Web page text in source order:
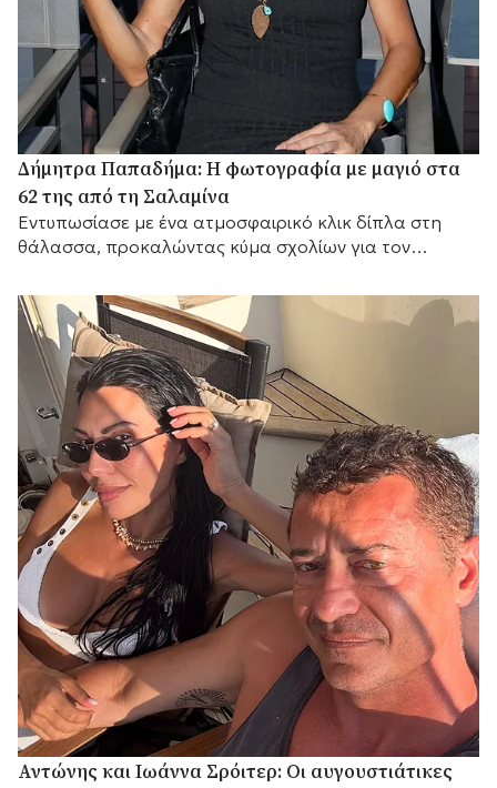
Δήμητρα Παπαδήμα: Η φωτογραφία με μαγιό στα
62 της από τη Σαλαμίνα
Εντυπωσίασε με ένα ατμοσφαιρικό κλικ δίπλα στη
θάλασσα, προκαλώντας κύμα σχολίων για τον
Αντώνης και Ιωάννα Σρόιτερ: Οι αυγουστιάτικες